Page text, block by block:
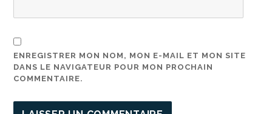
ENREGISTRER MON NOM, MON E-MAIL ET MON SITE
DANS LE NAVIGATEUR POUR MON PROCHAIN
COMMENTAIRE.